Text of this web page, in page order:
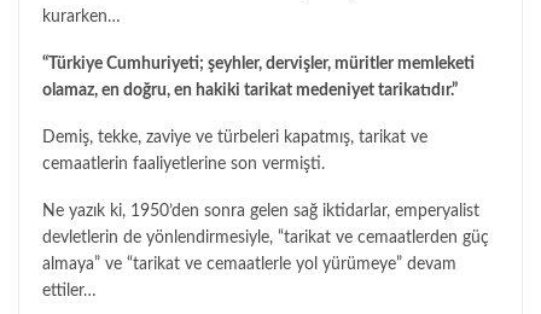
kurarken…
“Türkiye Cumhuriyeti; şeyhler, dervişler, müritler memleketi
olamaz, en doğru, en hakiki tarikat medeniyet tarikatıdır.”
Demiş, tekke, zaviye ve türbeleri kapatmış, tarikat ve
cemaatlerin faaliyetlerine son vermişti.
Ne yazık ki, 1950’den sonra gelen sağ iktidarlar, emperyalist
devletlerin de yönlendirmesiyle, “tarikat ve cemaatlerden güç
almaya” ve “tarikat ve cemaatlerle yol yürümeye” devam
ettiler…